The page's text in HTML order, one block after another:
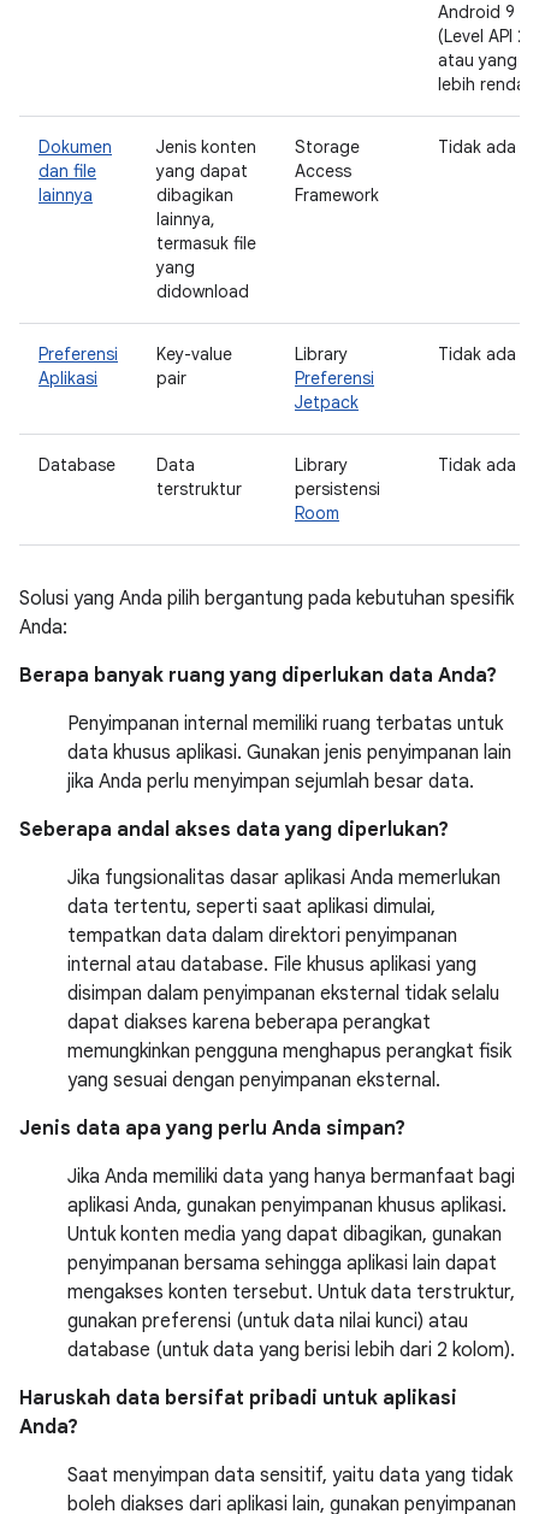
Android 9
(Level API
atau yang
lebih rendah
Dokumen
dan file
lainnya
Jenis konten
yang dapat
dibagikan
lainnya,
termasuk file
yang
didownload
Storage
Access
Framework
Tidak ada
Preferensi
Aplikasi
Key-value
pair
Library
Preferensi
Jetpack
Tidak ada
Database
Data
terstruktur
Library
persistensi
Room
Tidak ada
Solusi yang Anda pilih bergantung pada kebutuhan spesifik
Anda:
Berapa banyak ruang yang diperlukan data Anda?
Penyimpanan internal memiliki ruang terbatas untuk
data khusus aplikasi. Gunakan jenis penyimpanan lain
jika Anda perlu menyimpan sejumlah besar data.
Seberapa andal akses data yang diperlukan?
Jika fungsionalitas dasar aplikasi Anda memerlukan
data tertentu, seperti saat aplikasi dimulai,
tempatkan data dalam direktori penyimpanan
internal atau database. File khusus aplikasi yang
disimpan dalam penyimpanan eksternal tidak selalu
dapat diakses karena beberapa perangkat
memungkinkan pengguna menghapus perangkat fisik
yang sesuai dengan penyimpanan eksternal.
Jenis data apa yang perlu Anda simpan?
Jika Anda memiliki data yang hanya bermanfaat bagi
aplikasi Anda, gunakan penyimpanan khusus aplikasi.
Untuk konten media yang dapat dibagikan, gunakan
penyimpanan bersama sehingga aplikasi lain dapat
mengakses konten tersebut. Untuk data terstruktur,
gunakan preferensi (untuk data nilai kunci) atau
database (untuk data yang berisi lebih dari 2 kolom).
Haruskah data bersifat pribadi untuk aplikasi
Anda?
Saat menyimpan data sensitif, yaitu data yang tidak
boleh diakses dari aplikasi lain, gunakan penyimpanan